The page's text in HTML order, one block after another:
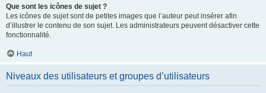
Que sont les icônes de sujet ?
Les icônes de sujet sont de petites images que l’auteur peut insérer afin
d’illustrer le contenu de son sujet. Les administrateurs peuvent désactiver cette
fonctionnalité.
Haut
Niveaux des utilisateurs et groupes d’utilisateurs